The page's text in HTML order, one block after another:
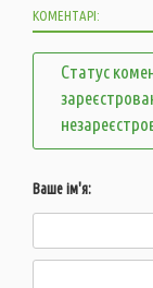
КОМЕНТАРІ:
Статус
Ваше ім'я: